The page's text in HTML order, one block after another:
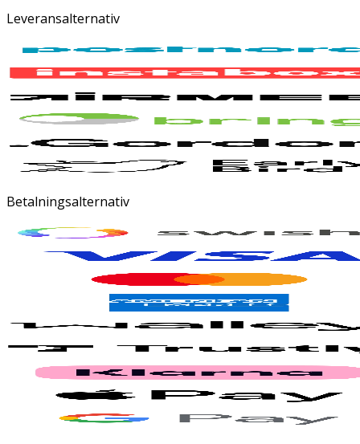
Leveransalternativ
Betalningsalternativ